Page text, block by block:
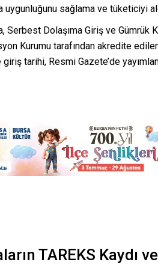
uygunluğunu sağlama ve tüketiciyi
Serbest Dolaşıma Giriş ve
Kurumu tarafından akredite
giriş tarihi, Resmi Gazete’de
TAREKS Kaydı